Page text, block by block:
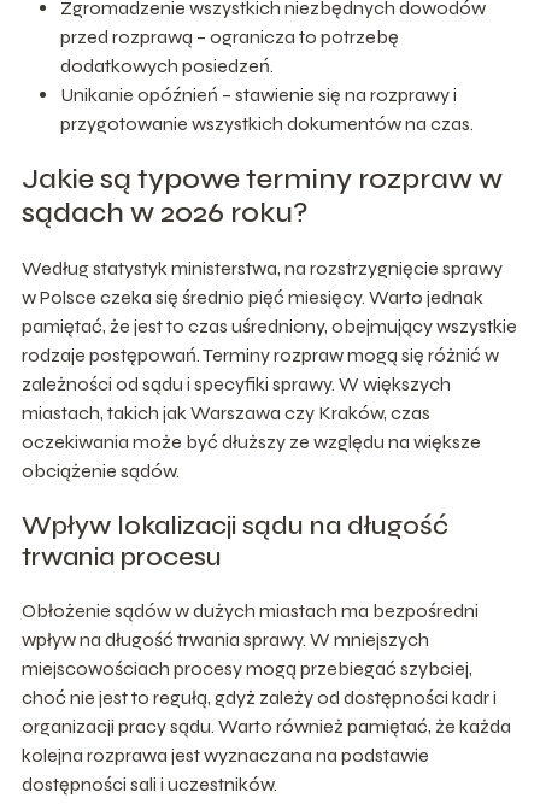
Zgromadzenie wszystkich niezbędnych dowodów
przed rozprawą – ogranicza to potrzebę
dodatkowych posiedzeń.
Unikanie opóźnień – stawienie się na rozprawy i
przygotowanie wszystkich dokumentów na czas.
Jakie są typowe terminy rozpraw w
sądach w 2026 roku?
Według statystyk ministerstwa, na rozstrzygnięcie sprawy
w Polsce czeka się średnio pięć miesięcy. Warto jednak
pamiętać, że jest to czas uśredniony, obejmujący wszystkie
rodzaje postępowań. Terminy rozpraw mogą się różnić w
zależności od sądu i specyfiki sprawy. W większych
miastach, takich jak Warszawa czy Kraków, czas
oczekiwania może być dłuższy ze względu na większe
obciążenie sądów.
Wpływ lokalizacji sądu na długość
trwania procesu
Obłożenie sądów w dużych miastach ma bezpośredni
wpływ na długość trwania sprawy. W mniejszych
miejscowościach procesy mogą przebiegać szybciej,
choć nie jest to regułą, gdyż zależy od dostępności kadr i
organizacji pracy sądu. Warto również pamiętać, że każda
kolejna rozprawa jest wyznaczana na podstawie
dostępności sali i uczestników.